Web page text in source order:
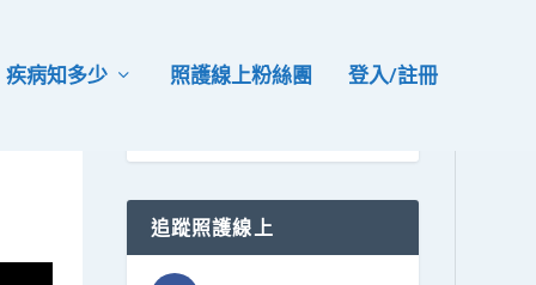
疾病知多少 照護線上粉絲團 登入/註冊
追蹤照護線上